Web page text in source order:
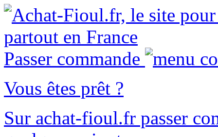
Passer commande
Vous êtes prêt ?
Sur achat-fioul.fr passer